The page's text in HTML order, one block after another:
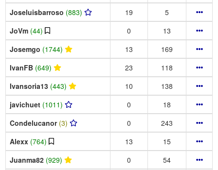
Joseluisbarroso (883) 19
5
JoVm (44) 0
13
Josemgo (1744) 13
169
IvanFB (649) 23
118
Ivansoria13 (443) 10
138
javichuet (1011) 0
18
Condelucanor (3) 0
243
Alexx (764) 13
15
Juanma82 (929) 0
54